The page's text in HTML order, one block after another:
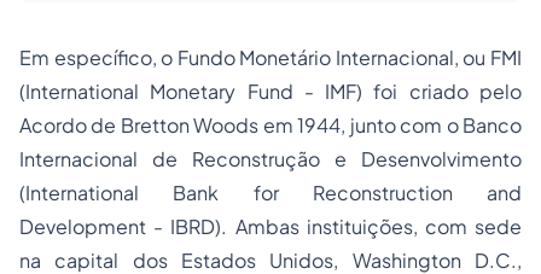
Em específico, o Fundo Monetário Internacional, ou FMI
(International Monetary Fund - IMF) foi criado pelo
Acordo de Bretton Woods em 1944, junto com o Banco
Internacional de Reconstrução e Desenvolvimento
(International Bank for Reconstruction and
Development - IBRD). Ambas instituições, com sede
na capital dos Estados Unidos, Washington D.C.,